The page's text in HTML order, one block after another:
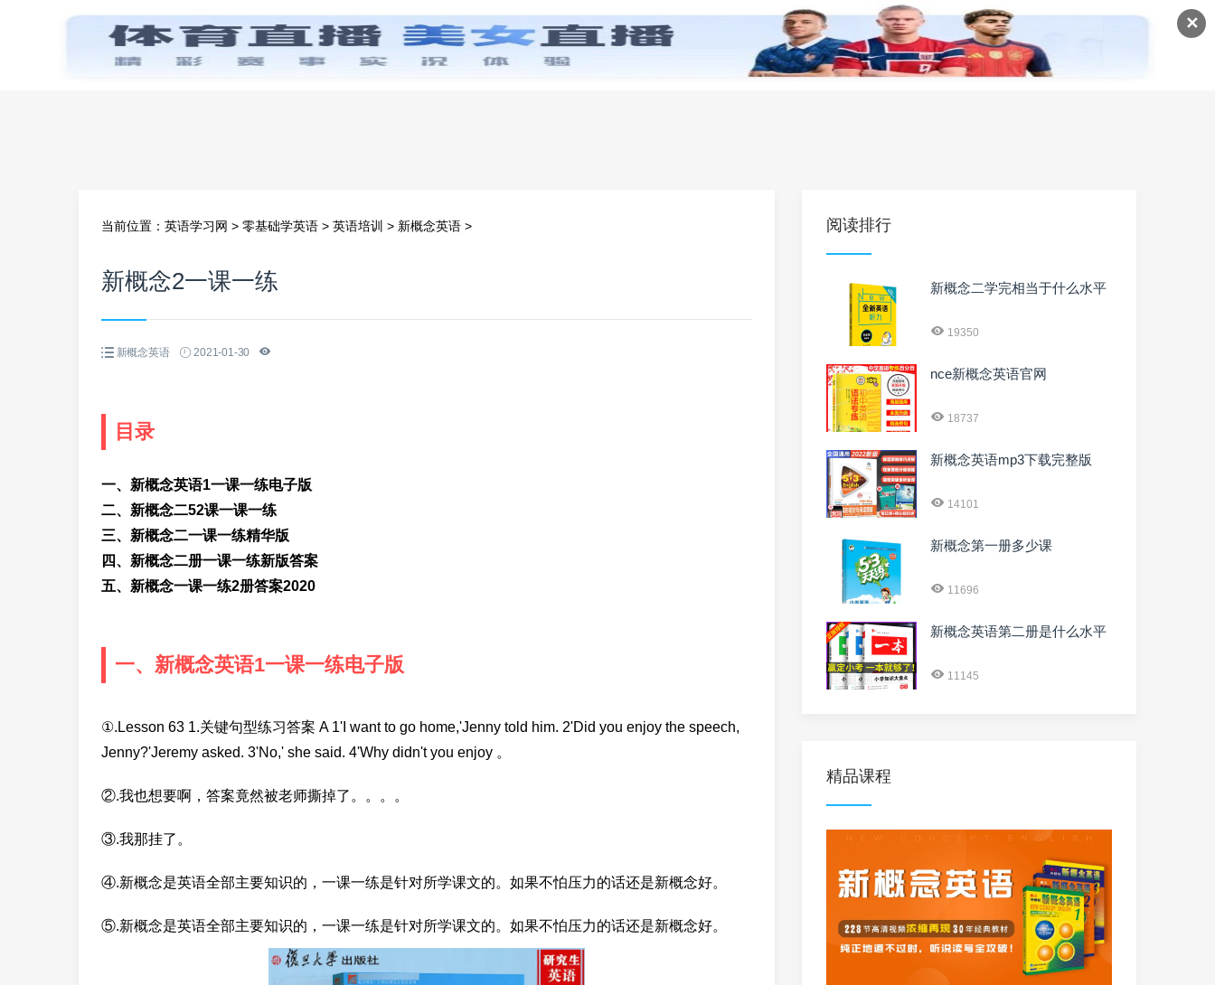
✕
首页 零基础学英语 小学英语 初中英语 高中英语 英语课程 英语资料
当前位置： 英语学习网 > 零基础学英语 > 英语培训 > 新概念英语 >
新概念2一课一练
新概念英语 2021-01-30
目录
一、新概念英语1一课一练电子版
二、新概念二52课一课一练
三、新概念二一课一练精华版
四、新概念二册一课一练新版答案
五、新概念一课一练2册答案2020
一、新概念英语1一课一练电子版
①.Lesson 63 1.关键句型练习答案 A 1'I want to go home,'Jenny told him. 2'Did you enjoy the speech,
Jenny?'Jeremy asked. 3'No,' she said. 4'Why didn't you enjoy 。
②.我也想要啊，答案竟然被老师撕掉了。。。。
③.我那挂了。
④.新概念是英语全部主要知识的，一课一练是针对所学课文的。如果不怕压力的话还是新概念好。
⑤.新概念是英语全部主要知识的，一课一练是针对所学课文的。如果不怕压力的话还是新概念好。
阅读排行
新概念二学完相当于什么水平
19350
nce新概念英语官网
18737
新概念英语mp3下载完整版
14101
新概念第一册多少课
11696
新概念英语第二册是什么水平
11145
精品课程